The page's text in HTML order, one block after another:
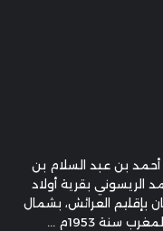
أحمد بن عبد السلام بن
الريسوني بقرية أولاد
بإقليم العرائش، بشمال
المغرب سنة 1953م ...